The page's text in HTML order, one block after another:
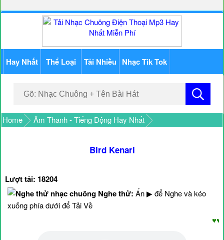
Hay Nhất Thể Loại Tải Nhiều Nhạc Tik Tok
Home Âm Thanh - Tiếng Động Hay Nhất
Bird Kenari
Lượt tải: 18204
Nghe thử: Ấn ▶ để Nghe và kéo
xuống phía dưới để Tải Về
♥♥♥